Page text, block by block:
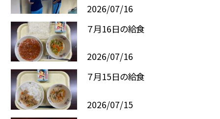
2026/07/16
７月16日の給食
2026/07/16
７月15日の給食
2026/07/15